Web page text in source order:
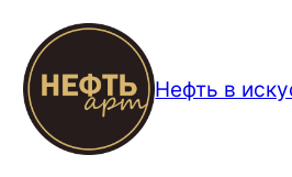
Перейти
содержимому
Нефть в